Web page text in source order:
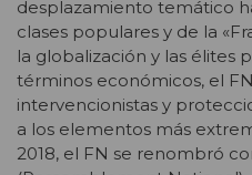
desplazamiento temático
clases populares y de la
la globalización y las élites
términos económicos, el
intervencionistas y
a los elementos más
2018, el FN se renombró